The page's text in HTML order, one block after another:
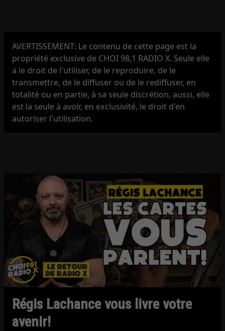
AVERTISSEMENT: Le contenu de cette page est la
propriété exclusive de CHOI 98,1 RADIO X. Seule elle
a le droit de l'utiliser, de le reproduire, de le
transmettre, de le diffuser ou de le rediffuser, en
totalité ou en partie, à sa seule discrétion, aussi, elle
est la seule à avoir, en exclusivité, le droit d'en
autoriser l'utilisation.
Régis Lachance vous livre votre
avenir!